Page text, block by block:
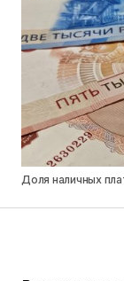
Доля наличных